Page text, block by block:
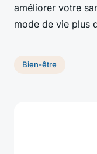
améliorer votre
mode de vie plus
Bien-être